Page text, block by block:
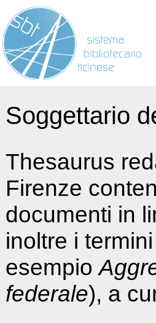
Soggettario
Thesaurus
Firenze
documenti in
inoltre i
esempio
federale), a